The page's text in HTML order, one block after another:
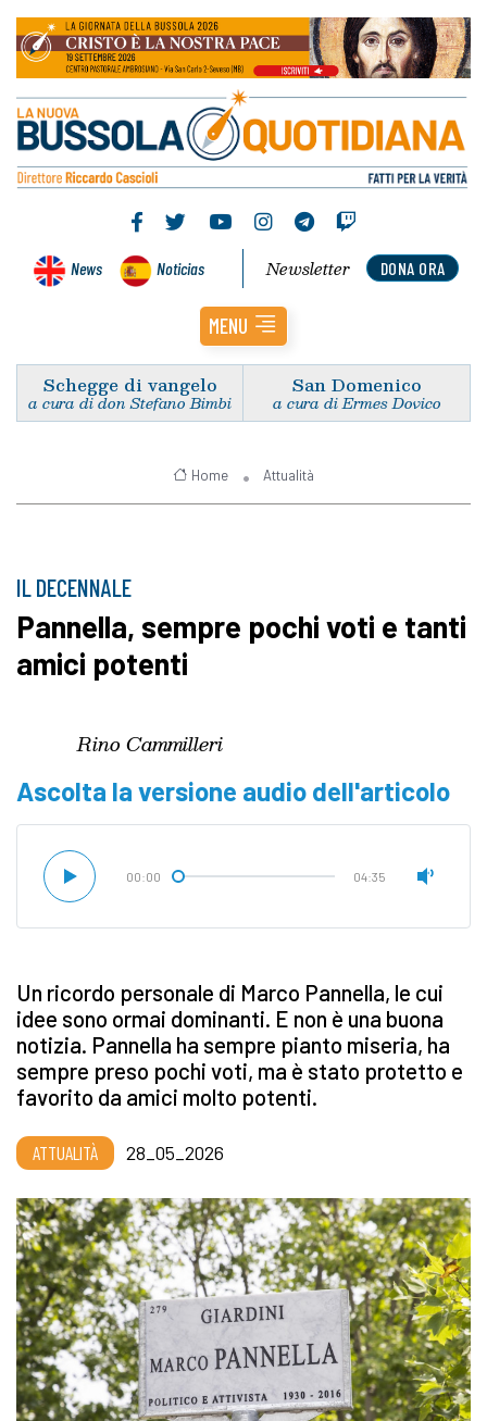
News Noticias DONA ORA
Newsletter
MENU
Schegge di vangelo
a cura di don Stefano Bimbi
San Domenico
a cura di Ermes Dovico
Home Attualità
IL DECENNALE
Pannella, sempre pochi voti e tanti
amici potenti
Rino Cammilleri
Ascolta la versione audio dell'articolo
00:00 04:35
Un ricordo personale di Marco Pannella, le cui
idee sono ormai dominanti. E non è una buona
notizia. Pannella ha sempre pianto miseria, ha
sempre preso pochi voti, ma è stato protetto e
favorito da amici molto potenti.
ATTUALITÀ 28_05_2026